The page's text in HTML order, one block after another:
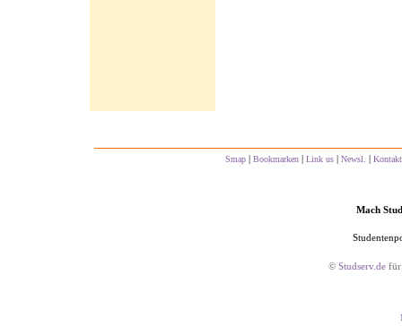
Smap | Bookmarken | Link us | Newsl. | Kontakt
Mach
© Studserv.de für